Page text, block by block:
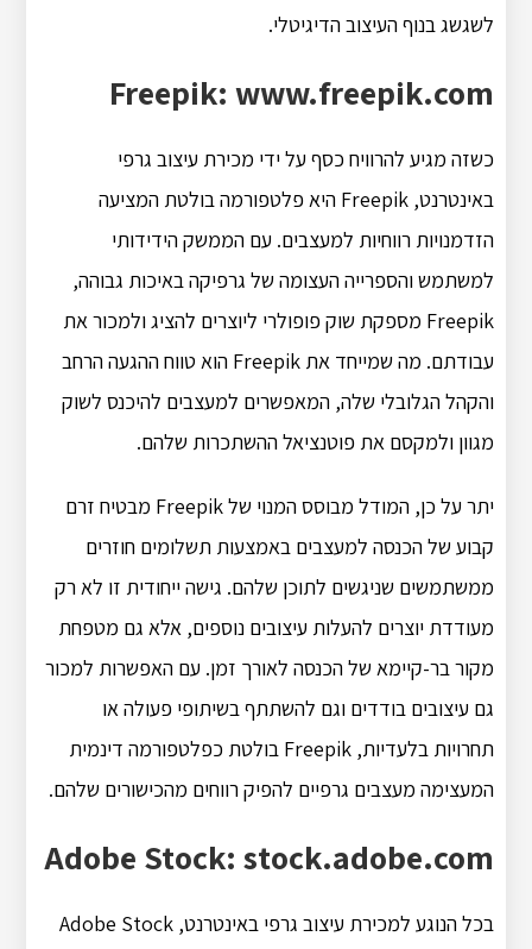
לשגשג בנוף העיצוב הדיגיטלי.
Freepik: www.freepik.com
כשזה מגיע להרוויח כסף על ידי מכירת עיצוב גרפי
באינטרנט, Freepik היא פלטפורמה בולטת המציעה
הזדמנויות רווחיות למעצבים. עם הממשק הידידותי
למשתמש והספרייה העצומה של גרפיקה באיכות גבוהה,
Freepik מספקת שוק פופולרי ליוצרים להציג ולמכור את
עבודתם. מה שמייחד את Freepik הוא טווח ההגעה הרחב
והקהל הגלובלי שלה, המאפשרים למעצבים להיכנס לשוק
מגוון ולמקסם את פוטנציאל ההשתכרות שלהם.
יתר על כן, המודל מבוסס המנוי של Freepik מבטיח זרם
קבוע של הכנסה למעצבים באמצעות תשלומים חוזרים
ממשתמשים שניגשים לתוכן שלהם. גישה ייחודית זו לא רק
מעודדת יוצרים להעלות עיצובים נוספים, אלא גם מטפחת
מקור בר-קיימא של הכנסה לאורך זמן. עם האפשרות למכור
גם עיצובים בודדים וגם להשתתף בשיתופי פעולה או
תחרויות בלעדיות, Freepik בולטת כפלטפורמה דינמית
המעצימה מעצבים גרפיים להפיק רווחים מהכישורים שלהם.
Adobe Stock: stock.adobe.com
בכל הנוגע למכירת עיצוב גרפי באינטרנט, Adobe Stock